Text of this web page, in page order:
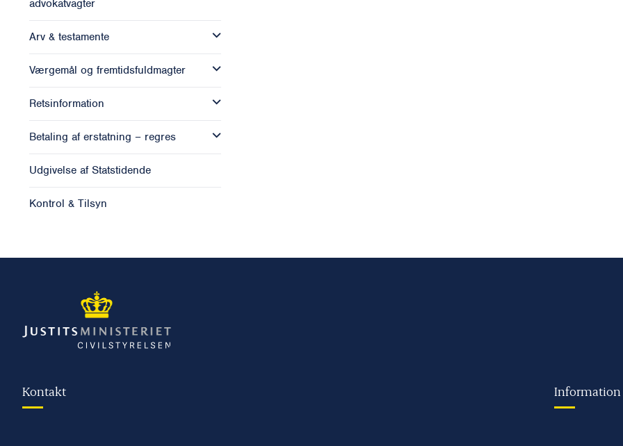
advokatvagter
Arv & testamente
Værgemål og fremtidsfuldmagter
Retsinformation
Betaling af erstatning – regres
Udgivelse af Statstidende
Kontrol & Tilsyn
Kontakt Information